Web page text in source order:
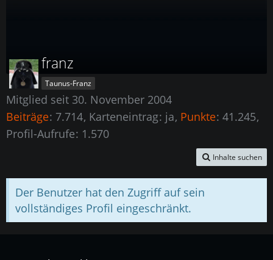
franz
Taunus-Franz
Mitglied seit 30. November 2004
Beiträge 7.714 Karteneintrag ja Punkte 41.245
Profil-Aufrufe 1.570
Inhalte suchen
Der Benutzer hat den Zugriff auf sein
vollständiges Profil eingeschränkt.